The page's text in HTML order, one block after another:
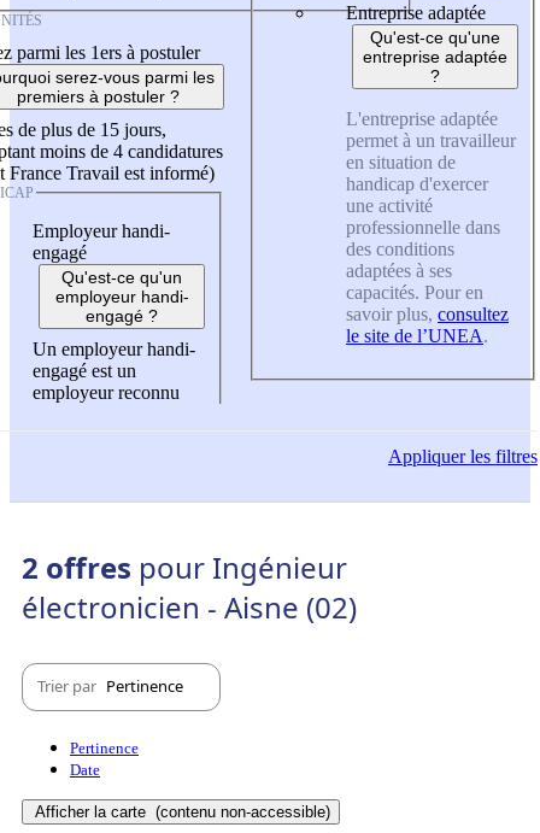
parmi les 1ers à postuler
serez-vous parmi les
premiers à postuler ?
de plus de 15 jours,
moins de 4 candidatures
France Travail est informé)
Employeur handi-
engagé
Qu'est-ce qu'un
employeur handi-
engagé ?
Un employeur handi-
engagé est un
employeur reconnu
Entreprise adaptée
Qu'est-ce qu'une
entreprise adaptée
?
L'entreprise adaptée
permet à un travailleur
en situation de
handicap d'exercer
une activité
professionnelle dans
des conditions
adaptées à ses
capacités. Pour en
savoir plus, consultez
le site de l’UNEA.
Appliquerles filtres
2 offres pour Ingénieur
électronicien - Aisne (02)
Trier par Pertinence
Pertinence
Date
Afficher la carte (contenu non-accessible)